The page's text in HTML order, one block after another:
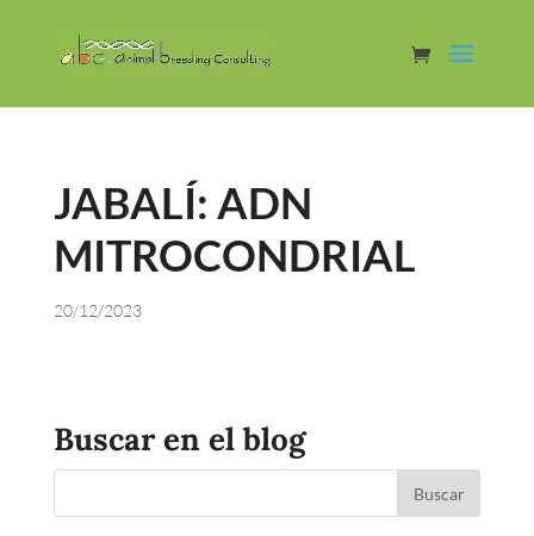
JABALÍ: ADN
MITROCONDRIAL
20/12/2023
Buscar en el blog